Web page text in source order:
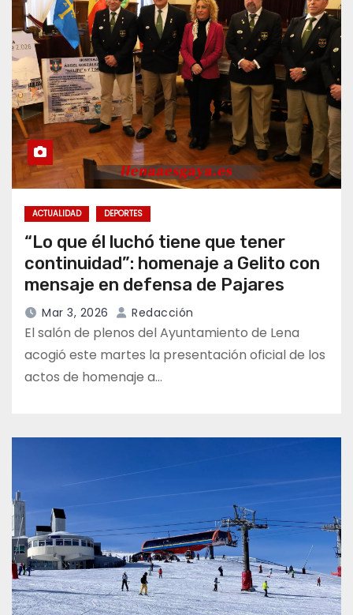
ACTUALIDAD DEPORTES
“Lo que él luchó tiene que tener
continuidad”: homenaje a Gelito con
mensaje en defensa de Pajares
Mar 3, 2026 Redacción
El salón de plenos del Ayuntamiento de Lena
acogió este martes la presentación oficial de los
actos de homenaje a…